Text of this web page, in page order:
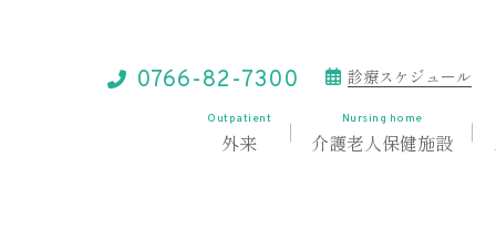
Outpatient
外来
Nursing home
介護老人保健施設
0766-82-7300 診療スケジュール